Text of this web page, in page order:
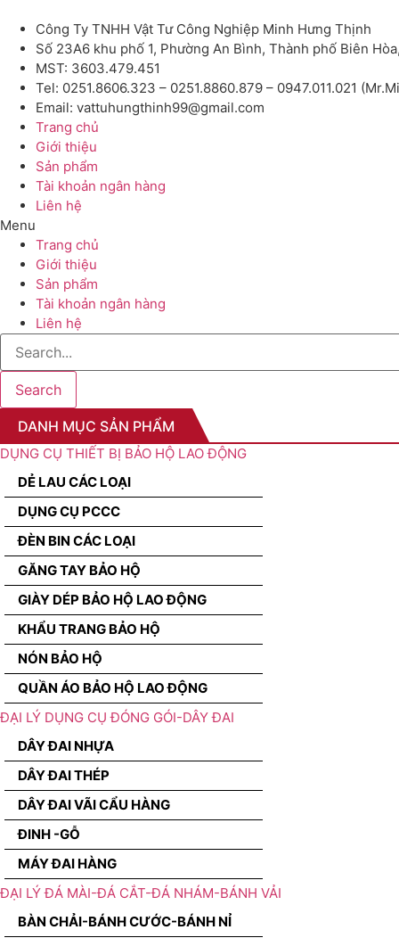
Công Ty TNHH Vật Tư Công Nghiệp Minh Hưng Thịnh
Số 23A6 khu phố 1, Phường An Bình, Thành phố Biên
MST: 3603.479.451
Tel: 0251.8606.323 – 0251.8860.879 – 0947.011.021
Email: vattuhungthinh99@gmail.com
Trang chủ
Giới thiệu
Sản phẩm
Tài khoản ngân hàng
Liên hệ
Menu
Trang chủ
Giới thiệu
Sản phẩm
Tài khoản ngân hàng
Liên hệ
Search
DANH MỤC SẢN PHẨM
DỤNG CỤ THIẾT BỊ BẢO HỘ LAO ĐỘNG
DẺ LAU CÁC LOẠI
DỤNG CỤ PCCC
ĐÈN BIN CÁC LOẠI
GĂNG TAY BẢO HỘ
GIÀY DÉP BẢO HỘ LAO ĐỘNG
KHẨU TRANG BẢO HỘ
NÓN BẢO HỘ
QUẦN ÁO BẢO HỘ LAO ĐỘNG
ĐẠI LÝ DỤNG CỤ ĐÓNG GÓI-DÂY ĐAI
DÂY ĐAI NHỰA
DÂY ĐAI THÉP
DÂY ĐAI VÃI CẨU HÀNG
ĐINH -GỖ
MÁY ĐAI HÀNG
ĐẠI LÝ ĐÁ MÀI-ĐÁ CẮT-ĐÁ NHÁM-BÁNH VẢI
BÀN CHẢI-BÁNH CƯỚC-BÁNH NỈ